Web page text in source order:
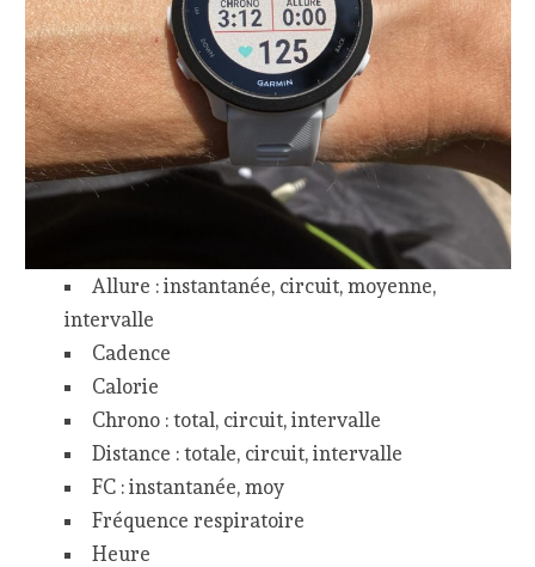
Allure : instantanée, circuit, moyenne,
intervalle
Cadence
Calorie
Chrono : total, circuit, intervalle
Distance : totale, circuit, intervalle
FC : instantanée, moy
Fréquence respiratoire
Heure